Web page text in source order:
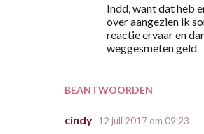
BEANTWOORDEN
Indd, want dat heb
over aangezien ik
reactie ervaar en
weggesmeten geld
cindy 12 juli 2017 om 09:23